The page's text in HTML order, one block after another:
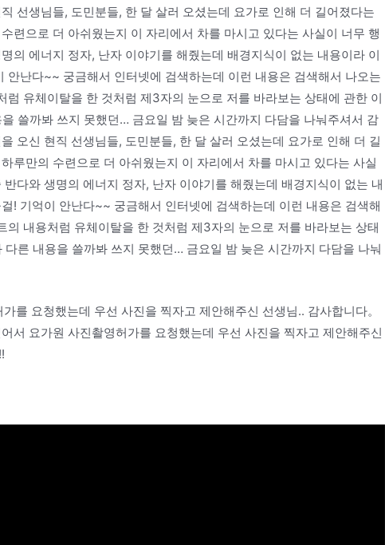
선생님들, 도민분들, 한 달 살러 오셨는데 요가로 인해 더 길어졌다는
련으로 더 아쉬웠는지 이 자리에서 차를 마시고 있다는 사실이 너무 행
의 에너지 정자, 난자 이야기를 해줬는데 배경지식이 없는 내용이라 이
안난다~~ 궁금해서 인터넷에 검색하는데 이런 내용은 검색해서 나오는
럼 유체이탈을 한 것처럼 제3자의 눈으로 저를 바라보는 상태에 관한 이
쓸까봐 쓰지 못했던… 금요일 밤 늦은 시간까지 다담을 나눠주셔서 감
오신 현직 선생님들, 도민분들, 한 달 살러 오셨는데 요가로 인해 더 길
루만의 수련으로 더 아쉬웠는지 이 자리에서 차를 마시고 있다는 사실
다와 생명의 에너지 정자, 난자 이야기를 해줬는데 배경지식이 없는 내
! 기억이 안난다~~ 궁금해서 인터넷에 검색하는데 이런 내용은 검색해
내용처럼 유체이탈을 한 것처럼 제3자의 눈으로 저를 바라보는 상태
른 내용을 쓸까봐 쓰지 못했던… 금요일 밤 늦은 시간까지 다담을 나눠
를 요청했는데 우선 사진을 찍자고 제안해주신 선생님.. 감사합니다。
서 요가원 사진촬영허가를 요청했는데 우선 사진을 찍자고 제안해주신